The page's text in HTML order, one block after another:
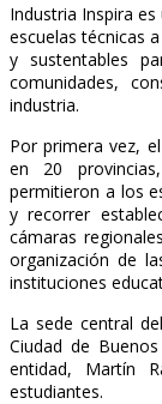
Industria Inspira
escuelas técnicas
y sustentables
comunidades,
industria.
Por primera vez,
en 20
permitieron a los
y recorrer
cámaras
organización de
instituciones
La sede central
Ciudad de
entidad, Martín
estudiantes.